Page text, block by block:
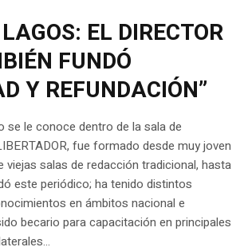
EL DIRECTOR
FUNDÓ
Y REFUNDACIÓN”
se le conoce dentro de la sala de
fue formado desde muy joven
viejas salas de redacción tradicional, hasta
este periódico; ha tenido distintos
en ámbitos nacional e
becario para capacitación en principales